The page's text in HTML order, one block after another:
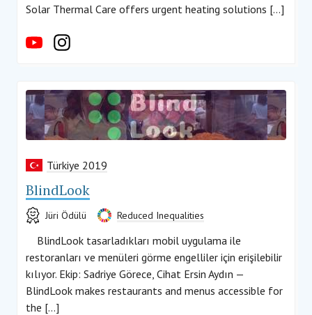
Solar Thermal Care offers urgent heating solutions […]
Türkiye 2019
BlindLook
Jüri Ödülü Reduced Inequalities
BlindLook tasarladıkları mobil uygulama ile
restoranları ve menüleri görme engelliler için erişilebilir
kılıyor. Ekip: Sadriye Görece, Cihat Ersin Aydın —
BlindLook makes restaurants and menus accessible for
the […]